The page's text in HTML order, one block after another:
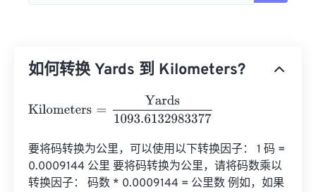
如何转换 Yards 到 Kilometers?
Kilometers 1093.6132983377
要将码转换为公里，可以使用以下转换因子： 1 码 =
0.0009144 公里 要将码转换为公里，请将码数乘以
转换因子： 码数 * 0.0009144 = 公里数 例如，如果